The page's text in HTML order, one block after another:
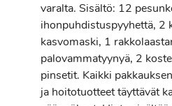
varalta. Sisältö: 12
ihonpuhdistuspyyhettä, 2
kasvomaski, 1
palovammatyynyä, 2
pinsetit. Kaikki
ja hoitotuotteet täyttävät